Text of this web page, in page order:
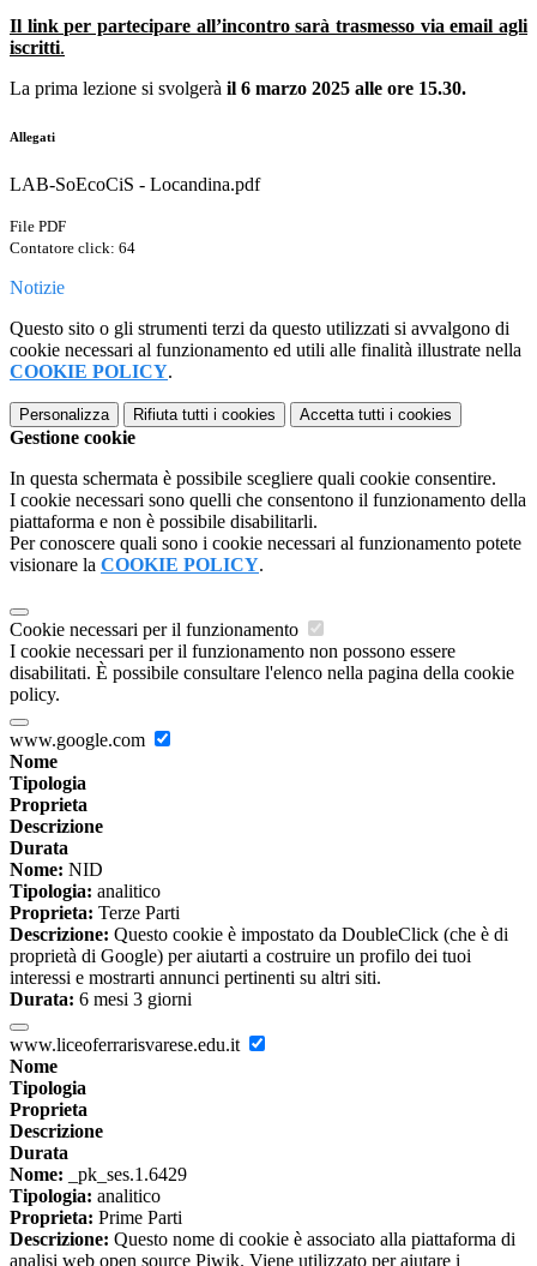
Il link per partecipare all’incontro sarà trasmesso via email agli
iscritti.
La prima lezione si svolgerà il 6 marzo 2025 alle ore 15.30.
Allegati
LAB-SoEcoCiS - Locandina.pdf
File PDF
Contatore click: 64
Notizie
Questo sito o gli strumenti terzi da questo utilizzati si avvalgono di
cookie necessari al funzionamento ed utili alle finalità illustrate nella
COOKIE POLICY.
Personalizza Rifiuta tutti i cookies Accetta tutti i cookies
Gestione cookie
In questa schermata è possibile scegliere quali cookie consentire.
I cookie necessari sono quelli che consentono il funzionamento della
piattaforma e non è possibile disabilitarli.
Per conoscere quali sono i cookie necessari al funzionamento potete
visionare la COOKIE POLICY.
Cookie necessari per il funzionamento
I cookie necessari per il funzionamento non possono essere
disabilitati. È possibile consultare l'elenco nella pagina della cookie
policy.
www.google.com
Nome
Tipologia
Proprieta
Descrizione
Durata
Nome: NID
Tipologia: analitico
Proprieta: Terze Parti
Descrizione: Questo cookie è impostato da DoubleClick (che è di
proprietà di Google) per aiutarti a costruire un profilo dei tuoi
interessi e mostrarti annunci pertinenti su altri siti.
Durata: 6 mesi 3 giorni
www.liceoferrarisvarese.edu.it
Nome
Tipologia
Proprieta
Descrizione
Durata
Nome: _pk_ses.1.6429
Tipologia: analitico
Proprieta: Prime Parti
Descrizione: Questo nome di cookie è associato alla piattaforma di
analisi web open source Piwik. Viene utilizzato per aiutare i